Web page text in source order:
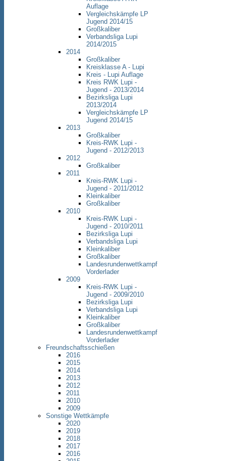
Auflage
Vergleichskämpfe LP
Jugend 2014/15
Großkaliber
Verbandsliga Lupi
2014/2015
2014
Großkaliber
Kreisklasse A - Lupi
Kreis - Lupi Auflage
Kreis RWK Lupi -
Jugend - 2013/2014
Bezirksliga Lupi
2013/2014
Vergleichskämpfe LP
Jugend 2014/15
2013
Großkaliber
Kreis-RWK Lupi -
Jugend - 2012/2013
2012
Großkaliber
2011
Kreis-RWK Lupi -
Jugend - 2011/2012
Kleinkaliber
Großkaliber
2010
Kreis-RWK Lupi -
Jugend - 2010/2011
Bezirksliga Lupi
Verbandsliga Lupi
Kleinkaliber
Großkaliber
Landesrundenwettkampf
Vorderlader
2009
Kreis-RWK Lupi -
Jugend - 2009/2010
Bezirksliga Lupi
Verbandsliga Lupi
Kleinkaliber
Großkaliber
Landesrundenwettkampf
Vorderlader
Freundschaftsschießen
2016
2015
2014
2013
2012
2011
2010
2009
Sonstige Wettkämpfe
2020
2019
2018
2017
2016